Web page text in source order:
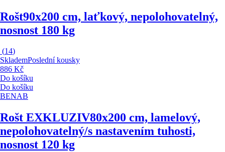
Rošt90x200 cm, laťkový, nepolohovatelný,
nosnost 180 kg
(14)
SklademPoslední kousky
886 Kč
Do košíku
Do košíku
BENAB
Rošt EXKLUZIV80x200 cm, lamelový,
nepolohovatelný/s nastavením tuhosti,
nosnost 120 kg